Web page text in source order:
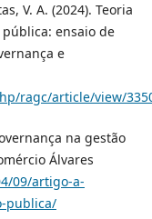
V. A. (2024). Teoria
ensaio de
e
ragc/article/view/
na gestão
Álvares
09/artigo-a-
publica/